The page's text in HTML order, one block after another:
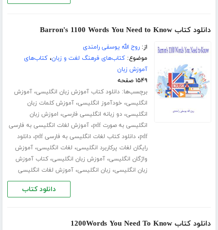
دانلود کتاب Barron's 1100 Words You Need to Know
از:روح الله یوسفی رامندی
موضوع:کتاب‌های فرهنگ لغت و زبان،کتاب‌های
آموزش زبان
۱۵۴۹ صفحه
برچسب‌ها:دانلود کتاب آموزش زبان انگلیسی،آموزش
انگلیسی، خودآموز انگلیسی،آموزش کلمات زبان
انگلیسی،دو زبانه انگلیسی فارسی، اموزش زبان
انگلیسی به صورت pdf
،آموزش لغات انگلیسی به فارسی
pdf،دانلود کتاب لغات انگلیسی به فارسی pdf ،دانلود
رایگان لغات پرکاربرد انگلیسی، لغات انگلیسی،آموزش
واژگان انگلیسی،آموزش زبان انگلیسی،کتاب آموزش
زبان انگلیسی، زبان انگلیسی،آموزش لغات انگلیسی
دانلود کتاب
دانلود کتاب 1200Words You Need To Know